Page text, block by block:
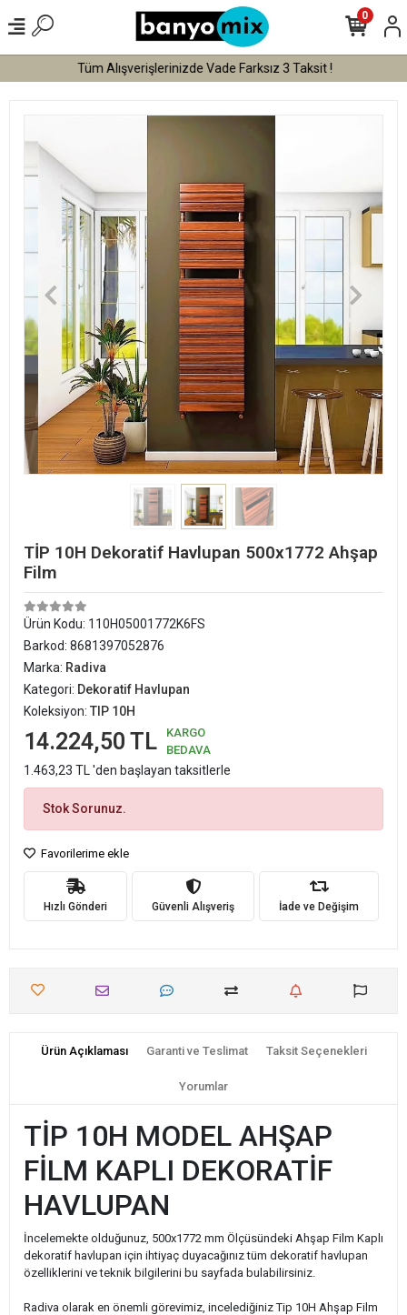
Tüm Alışverişlerinizde Vade Farksız 3 Taksit !
0
TİP 10H Dekoratif Havlupan 500x1772 Ahşap
Film
Ürün Kodu: 110H05001772K6FS
Barkod: 8681397052876
Marka: Radiva
Kategori: Dekoratif Havlupan
Koleksiyon: TIP 10H
14.224,50 TL
KARGO
BEDAVA
1.463,23 TL 'den başlayan taksitlerle
Stok Sorunuz.
Favorilerime ekle
Hızlı Gönderi Güvenli Alışveriş İade ve Değişim
Ürün Açıklaması Garanti ve Teslimat Taksit Seçenekleri
Yorumlar
TİP 10H MODEL AHŞAP
FİLM KAPLI DEKORATİF
HAVLUPAN
İncelemekte olduğunuz, 500x1772 mm Ölçüsündeki Ahşap Film Kaplı
dekoratif havlupan için ihtiyaç duyacağınız tüm dekoratif havlupan
özelliklerini ve teknik bilgilerini bu sayfada bulabilirsiniz.
Radiva olarak en önemli görevimiz, incelediğiniz Tip 10H Ahşap Film